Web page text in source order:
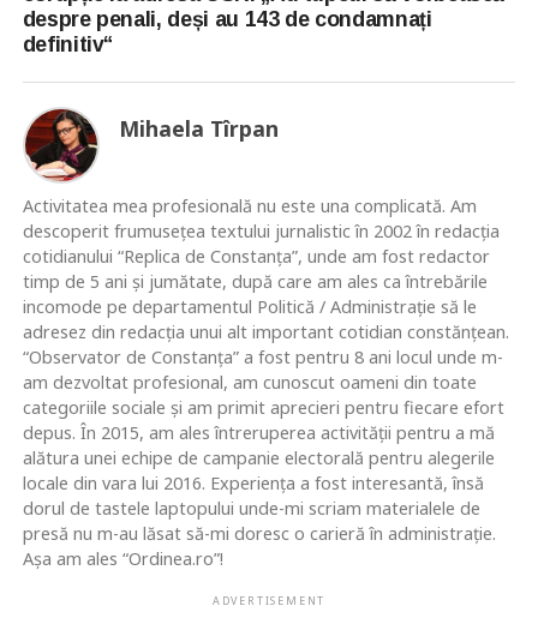
despre penali, deși au 143 de condamnați
definitiv“
Mihaela Tîrpan
Activitatea mea profesională nu este una complicată. Am
descoperit frumusețea textului jurnalistic în 2002 în redacția
cotidianului “Replica de Constanța”, unde am fost redactor
timp de 5 ani și jumătate, după care am ales ca întrebările
incomode pe departamentul Politică / Administrație să le
adresez din redacția unui alt important cotidian constănțean.
“Observator de Constanța” a fost pentru 8 ani locul unde m-
am dezvoltat profesional, am cunoscut oameni din toate
categoriile sociale și am primit aprecieri pentru fiecare efort
depus. În 2015, am ales întreruperea activității pentru a mă
alătura unei echipe de campanie electorală pentru alegerile
locale din vara lui 2016. Experiența a fost interesantă, însă
dorul de tastele laptopului unde-mi scriam materialele de
presă nu m-au lăsat să-mi doresc o carieră în administrație.
Așa am ales “Ordinea.ro”!
ADVERTISEMENT